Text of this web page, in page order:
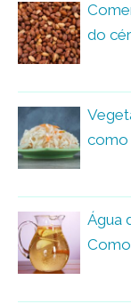
do
como
Água